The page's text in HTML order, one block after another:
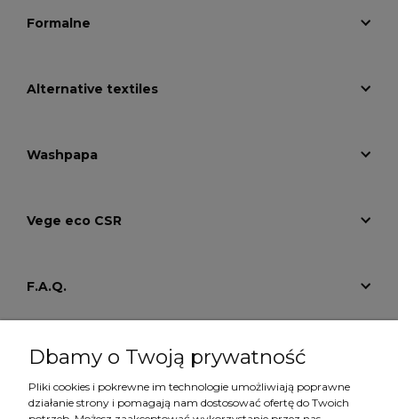
Formalne
Alternative textiles
Washpapa
Vege eco CSR
F.A.Q.
Tutoriale
Dbamy o Twoją prywatność
Pliki cookies i pokrewne im technologie umożliwiają poprawne
działanie strony i pomagają nam dostosować ofertę do Twoich